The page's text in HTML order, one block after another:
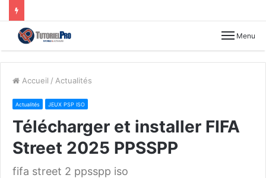
Menu
Accueil / Actualités
Actualités JEUX PSP ISO
Télécharger et installer FIFA
Street 2025 PPSSPP
fifa street 2 ppsspp iso